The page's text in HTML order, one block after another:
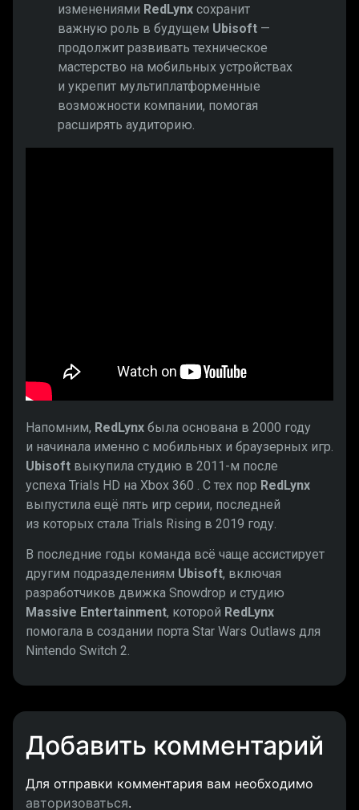
изменениями RedLynx сохранит
важную роль в будущем Ubisoft —
продолжит развивать техническое
мастерство на мобильных устройствах
и укрепит мультиплатформенные
возможности компании, помогая
расширять аудиторию.
Напомним, RedLynx была основана в 2000 году
и начинала именно с мобильных и браузерных игр.
Ubisoft выкупила студию в 2011-м после
успеха Trials HD на Xbox 360 . С тех пор RedLynx
выпустила ещё пять игр серии, последней
из которых стала Trials Rising в 2019 году.
В последние годы команда всё чаще ассистирует
другим подразделениям Ubisoft, включая
разработчиков движка Snowdrop и студию
Massive Entertainment, которой RedLynx
помогала в создании порта Star Wars Outlaws для
Nintendo Switch 2.
Добавить комментарий
Для отправки комментария вам необходимо
авторизоваться.